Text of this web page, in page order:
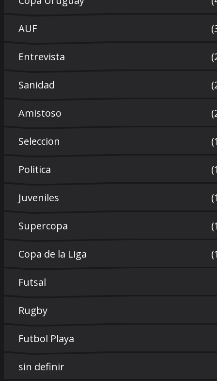
AUF
Entrevista
Sanidad
Amistoso
Seleccion
Politica
Juveniles
Supercopa
Copa de la Liga
Futsal
Rugby
Futbol Playa
sin definir